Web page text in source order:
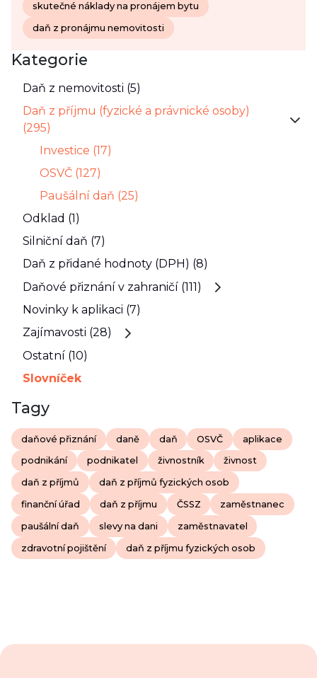
skutečné náklady na pronájem bytu
daň z pronájmu nemovitosti
Kategorie
Daň z nemovitosti (5)
Daň z příjmu (fyzické a právnické osoby)
(295)
Investice (17)
OSVČ (127)
Paušální daň (25)
Odklad (1)
Silniční daň (7)
Daň z přidané hodnoty (DPH) (8)
Daňové přiznání v zahraničí (111)
Novinky k aplikaci (7)
Zajímavosti (28)
Ostatní (10)
Slovníček
Tagy
daňové přiznání daně daň OSVČ aplikace
podnikání podnikatel živnostník živnost
daň z příjmů daň z příjmů fyzických osob
finanční úřad daň z příjmu ČSSZ zaměstnanec
paušální daň slevy na dani zaměstnavatel
zdravotní pojištění daň z příjmu fyzických osob